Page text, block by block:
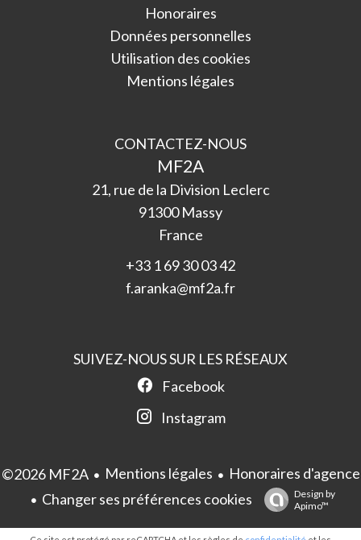
Honoraires
Données personnelles
Utilisation des cookies
Mentions légales
CONTACTEZ-NOUS
MF2A
21, rue de la Division Leclerc
91300Massy
France
+33 1 69 30 03 42
f.aranka@mf2a.fr
SUIVEZ-NOUS SUR LES RÉSEAUX
Facebook
Instagram
©2026 MF2A Mentions légales
Honoraires d'agence
Changer ses préférences cookies
Design by
Apimo™